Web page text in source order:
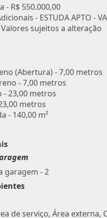
- R$ 550.000,00
- ESTUDA APTO -
sujeitos a alteração
(Abertura) - 7,00 metros
- 7,00 metros
- 23,00 metros
metros
- 140,00 m²
garagem - 2
de serviço, Área externa,